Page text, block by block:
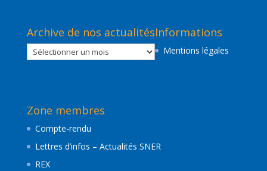
Archive de nos actualités
Archive
de
Informations
Mentions légales
Zone membres
Compte-rendu
Lettres d’infos – Actualités SNER
REX